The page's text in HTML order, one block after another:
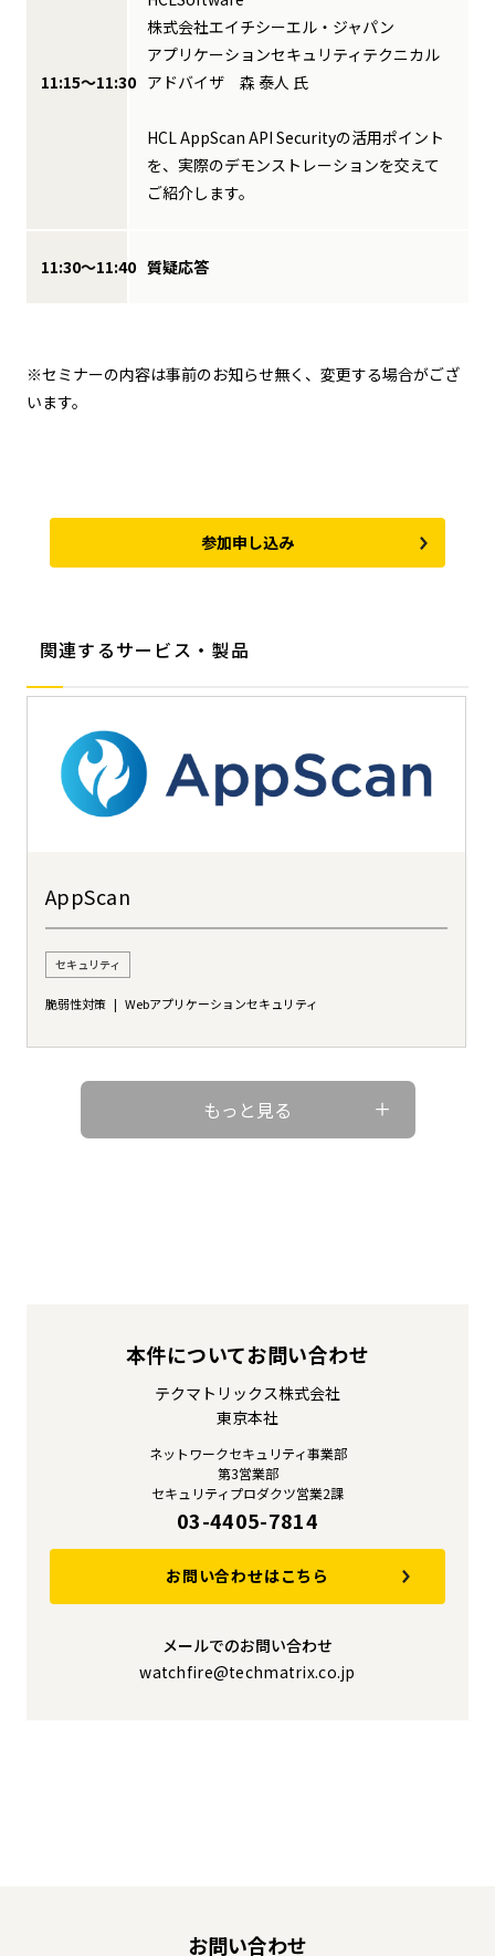
11:15～11:30
株式会社エイチシーエル・ジャパン
アプリケーションセキュリティテクニカル
アドバイザ 森 泰人 氏
HCL AppScan API Securityの活用ポイント
を、実際のデモンストレーションを交えて
ご紹介します。
11:30～11:40 質疑応答
※セミナーの内容は事前のお知らせ無く、変更する場合がござ
います。
参加申し込み
関連するサービス・製品
AppScan
セキュリティ
脆弱性対策 Webアプリケーションセキュリティ
もっと見る
本件についてお問い合わせ
テクマトリックス株式会社
東京本社
ネットワークセキュリティ事業部
第3営業部
セキュリティプロダクツ営業2課
03-4405-7814
お問い合わせはこちら
メールでのお問い合わせ
watchfire@techmatrix.co.jp
お問い合わせ